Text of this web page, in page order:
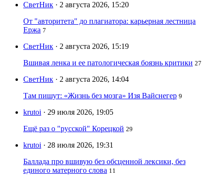
СветНик · 2 августа 2026, 15:20
От "авторитета" до плагиатора: карьерная лестница
Ержа 7
СветНик · 2 августа 2026, 15:19
Вшивая ленка и ее патологическая боязнь критики 27
СветНик · 2 августа 2026, 14:04
Там пишут: «Жизнь без мозга» Изя Вайснегер 9
krutoi · 29 июля 2026, 19:05
Ещё раз о "русской" Корецкой 29
krutoi · 28 июля 2026, 19:31
Баллада про вшивую без обсценной лексики, без
единого матерного слова 11